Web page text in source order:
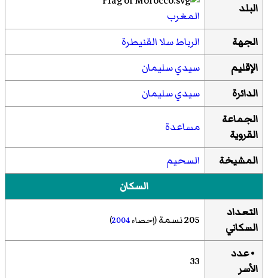
البلد
المغرب
الجهة
الرباط سلا القنيطرة
الإقليم
سيدي سليمان
الدائرة
سيدي سليمان
الجماعة
القروية
مساعدة
المشيخة
السحيم
السكان
التعداد
السكاني
205 نسمة (إحصاء2004
)
• عدد
الأسر
33